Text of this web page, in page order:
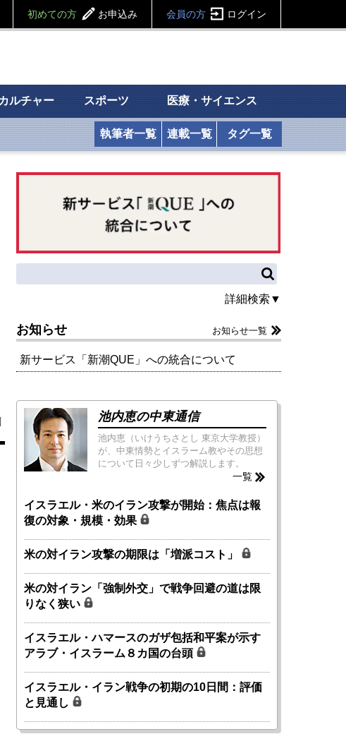
初めての方 お申込み 会員の方 ログイン
カルチャー スポーツ 医療・サイエンス
執筆者一覧 連載一覧 タグ一覧
詳細検索▼
お知らせ お知らせ一覧
新サービス「新潮QUE」への統合について
池内恵の中東通信
池内恵（いけうちさとし 東京大学教授）
が、中東情勢とイスラーム教やその思想
について日々少しずつ解説します。
一覧
イスラエル・米のイラン攻撃が開始：焦点は報
復の対象・規模・効果
米の対イラン攻撃の期限は「増派コスト」
米の対イラン「強制外交」で戦争回避の道は限
りなく狭い
イスラエル・ハマースのガザ包括和平案が示す
アラブ・イスラーム８カ国の台頭
イスラエル・イラン戦争の初期の10日間：評価
と見通し